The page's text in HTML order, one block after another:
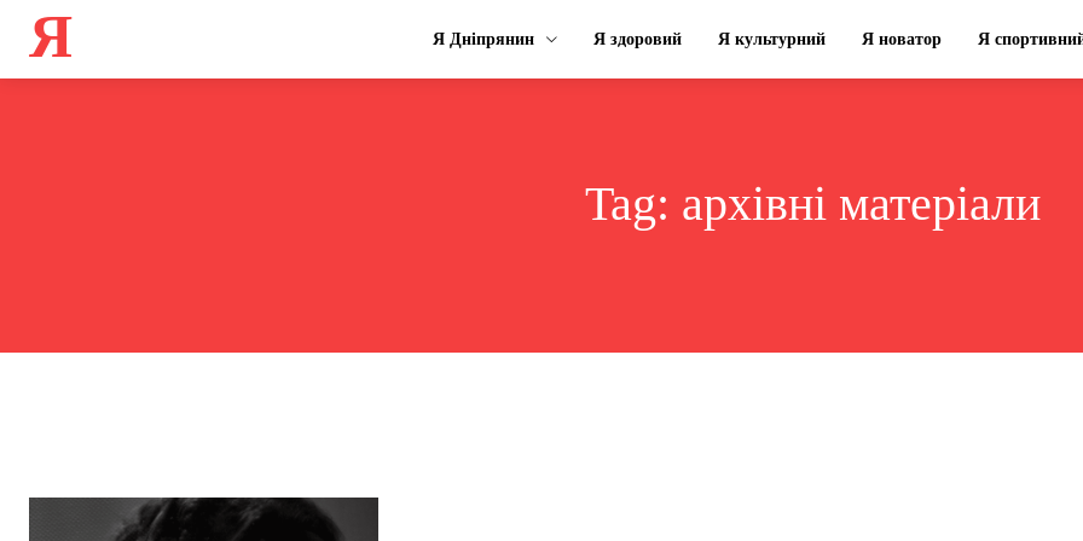
Я Я Дніпрянин Я здоровий Я культурний Я новатор Я
Tag: архівні матеріали